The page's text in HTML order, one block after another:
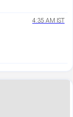
4:35 AM IST